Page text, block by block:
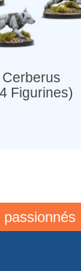
Figurines)